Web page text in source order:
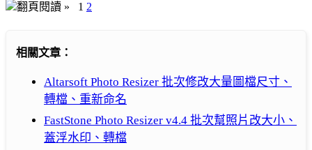
翻頁閱讀 » 1 2
相關文章：
Altarsoft Photo Resizer 批次修改大量圖檔尺寸、
轉檔、重新命名
FastStone Photo Resizer v4.4 批次幫照片改大小、
蓋浮水印、轉檔